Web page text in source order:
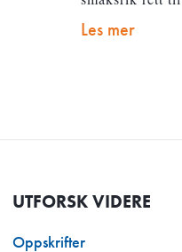
Les mer
UTFORSK VIDERE
Oppskrifter